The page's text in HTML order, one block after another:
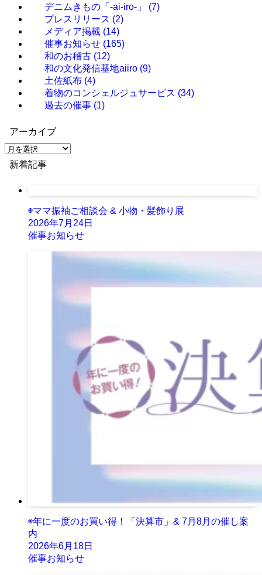
デニムきもの「-ai-iro-」 (7)
プレスリリース (2)
メディア掲載 (14)
催事お知らせ (165)
和のお稽古 (12)
和の文化発信基地aiiro (9)
土佐紙布 (4)
着物のコンシェルジュサービス (34)
過去の催事 (1)
アーカイブ
ア
ー
新着記事
◉ママ振袖ご相談会 & 小物・髪飾り展
2026年7月24日
催事お知らせ
◉年に一度のお買い得！「決算市」& 7月8月の催し案
内
2026年6月18日
催事お知らせ